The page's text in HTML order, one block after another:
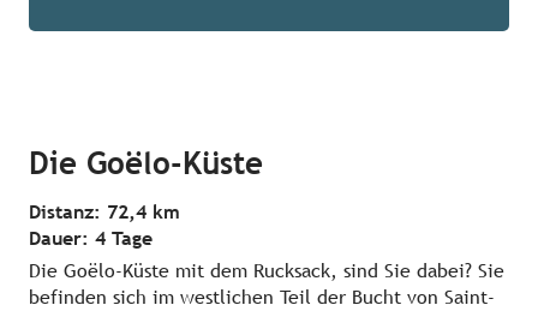
Die Goëlo-Küste
Distanz: 72,4 km
Dauer: 4 Tage
Die Goëlo-Küste mit dem Rucksack, sind Sie dabei? Sie
befinden sich im westlichen Teil der Bucht von Saint-